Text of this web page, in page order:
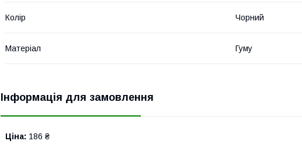
Колір Чорний
Матеріал Гуму
Інформація для замовлення
Ціна: 186 ₴